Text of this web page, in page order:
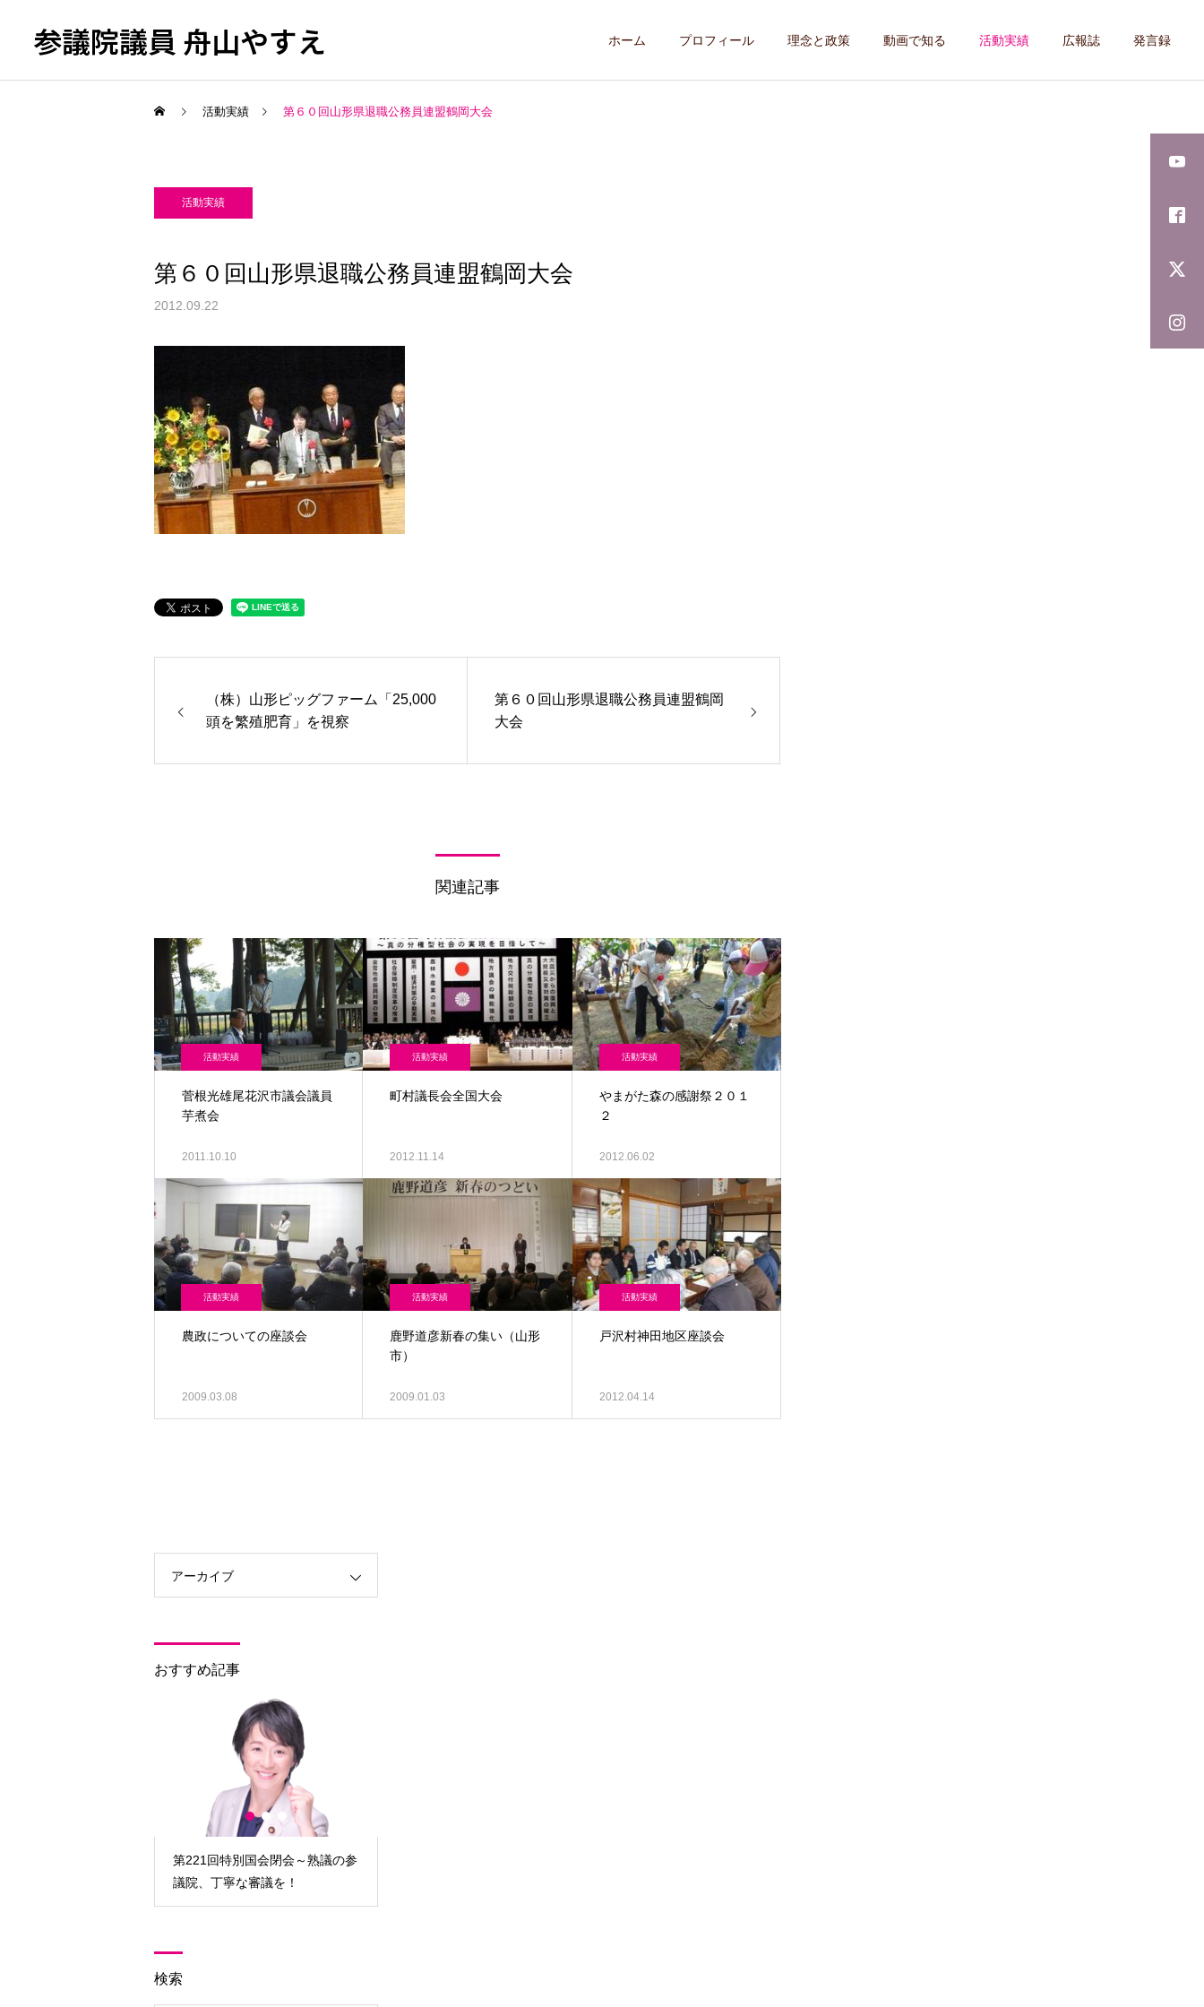
参議院議員 舟山やすえ ホーム プロフィール 理念と政策 動画で知る 活動実績 広報誌 発言録
活動実績 第６０回山形県退職公務員連盟鶴岡大会
活動実績
第６０回山形県退職公務員連盟鶴岡大会
2012.09.22
（株）山形ピッグファーム「25,000
頭を繁殖肥育」を視察
第６０回山形県退職公務員連盟鶴岡
大会
関連記事
活動実績
菅根光雄尾花沢市議会議員
芋煮会
2011.10.10
活動実績
町村議長会全国大会
2012.11.14
活動実績
やまがた森の感謝祭２０１
２
2012.06.02
活動実績
農政についての座談会
2009.03.08
活動実績
鹿野道彦新春の集い（山形
市）
2009.01.03
活動実績
戸沢村神田地区座談会
2012.04.14
アーカイブ
おすすめ記事
第221回特別国会閉会～熟議の参
議院、丁寧な審議を！
検索